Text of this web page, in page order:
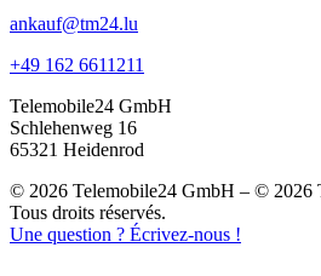
ankauf@tm24.lu
+49 162 6611211
Telemobile24 GmbH
Schlehenweg 16
65321 Heidenrod
© 2026 Telemobile24 GmbH – © 2026
Tous droits réservés.
Une question ? Écrivez-nous !